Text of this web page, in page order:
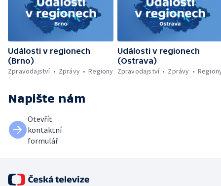
Události v regionech
(Brno)
Zpravodajství
Zprávy Regiony
Události v regionech
(Ostrava)
Zpravodajství
Zprávy
Napište nám
Otevřít
kontaktní
formulář